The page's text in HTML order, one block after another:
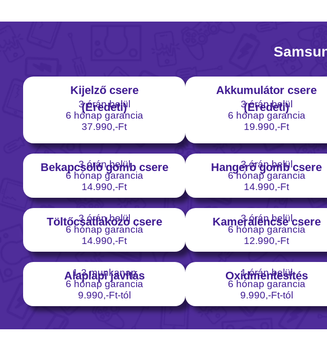
Kijelző csere
(Eredeti)
3 órán belül
6 hónap garancia
37.990,-Ft
Akkumulátor csere
(Eredeti)
3 órán belül
6 hónap garancia
19.990,-Ft
Bekapcsoló gomb csere
3 órán belül
6 hónap garancia
14.990,-Ft
Hangerő gomb csere
3 órán belül
6 hónap garancia
14.990,-Ft
Töltőcsatlakozó csere
3 órán belül
6 hónap garancia
14.990,-Ft
Kameralencse csere
3 órán belül
6 hónap garancia
12.990,-Ft
Alaplapi javítás
1-3 munkanap
6 hónap garancia
9.990,-Ft-tól
Oxidmentesítés
1 órán belül
6 hónap garancia
9.990,-Ft-tól